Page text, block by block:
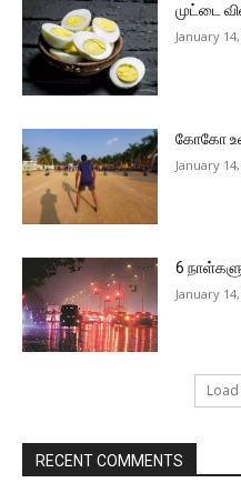
முட்டை
January
கோகோ
January
6
January
RECENT COMMENTS